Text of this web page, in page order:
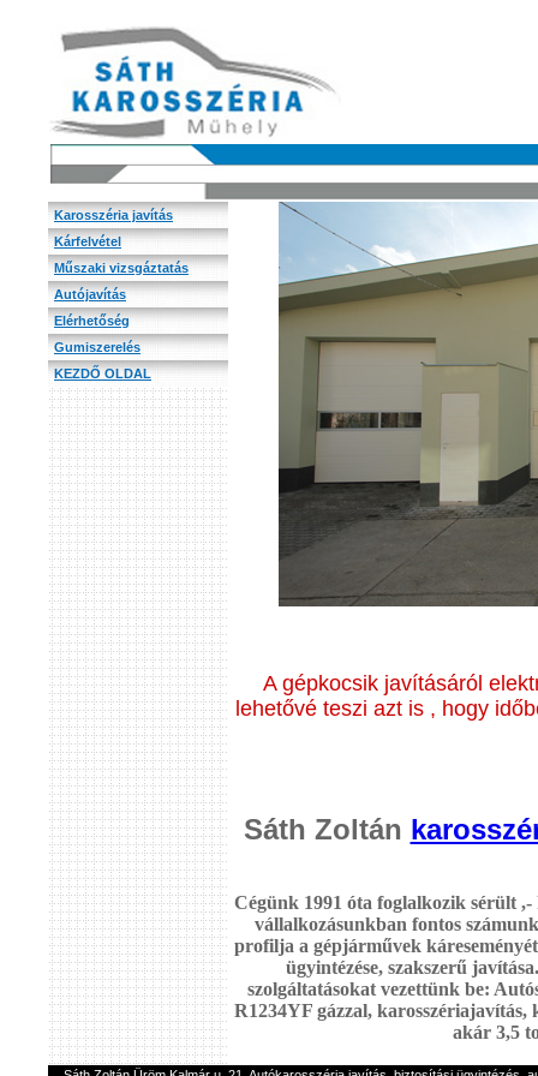
Karosszéria javítás
Kárfelvétel
Műszaki vizsgáztatás
Autójavítás
Elérhetőség
Gumiszerelés
KEZDŐ OLDAL
A gépkocsik javításáról
lehetővé teszi azt is , hogy
Sáth Zoltán
Cégünk 1991 óta foglalkozik sérült
vállalkozásunkban fontos
profilja a gépjárművek
ügyintézése, szakszerű
szolgáltatásokat vezettünk be:
R1234YF gázzal, karosszériajavítás,
akár 3,5